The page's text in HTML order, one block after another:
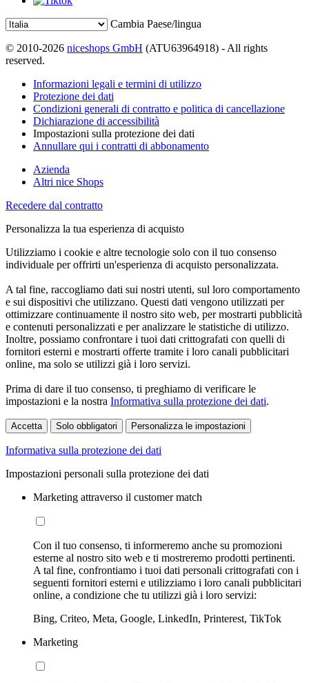
Cambia Paese/lingua
© 2010-2026 niceshops GmbH (ATU63964918) - All rights
reserved.
Informazioni legali e termini di utilizzo
Protezione dei dati
Condizioni generali di contratto e politica di cancellazione
Dichiarazione di accessibilità
Impostazioni sulla protezione dei dati
Annullare qui i contratti di abbonamento
Azienda
Altri nice Shops
Recedere dal contratto
Personalizza la tua esperienza di acquisto
Utilizziamo i cookie e altre tecnologie solo con il tuo consenso
individuale per offrirti un'esperienza di acquisto personalizzata.
A tal fine, raccogliamo dati sui nostri utenti, sul loro comportamento
e sui dispositivi che utilizzano. Questi dati vengono utilizzati per
ottimizzare continuamente il nostro sito web, per mostrarti pubblicità
e contenuti personalizzati e per analizzare le statistiche di utilizzo.
Inoltre, possiamo confrontare i tuoi dati crittografati con quelli di
fornitori esterni e mostrarti offerte tramite i loro canali pubblicitari
online, ma solo se utilizzi già i loro servizi.
Prima di dare il tuo consenso, ti preghiamo di verificare le
impostazioni e la nostra Informativa sulla protezione dei dati.
Accetta Solo obbligatori Personalizza le impostazioni
Informativa sulla protezione dei dati
Impostazioni personali sulla protezione dei dati
Marketing attraverso il customer match
Con il tuo consenso, ti informeremo anche su promozioni
esterne al nostro sito web e ti mostreremo prodotti pertinenti.
A tal fine, confrontiamo i tuoi dati personali crittografati con i
seguenti fornitori esterni e utilizziamo i loro canali pubblicitari
online, a condizione che tu utilizzi già i loro servizi:
Bing, Criteo, Meta, Google, LinkedIn, Printerest, TikTok
Marketing